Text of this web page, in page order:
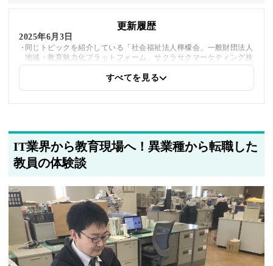
更新履歴
2025年6月3日
同じトピックを紹介している「社会福祉法人檸檬会、一般財団法人
地域・教育魅力化プラットフォーム、サクラサクマーケティング株
式会社、株式会社I-ne、益田市役所、株式会社80&Company」への
内部リンクを追加しましたすべてを見る
IT業界から教育現場へ！異業種から転職した
教員の体験談